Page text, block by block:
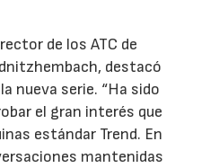
de los ATC de
destacó
nueva serie. “Ha sido
el gran interés que
estándar Trend. En
mantenidas